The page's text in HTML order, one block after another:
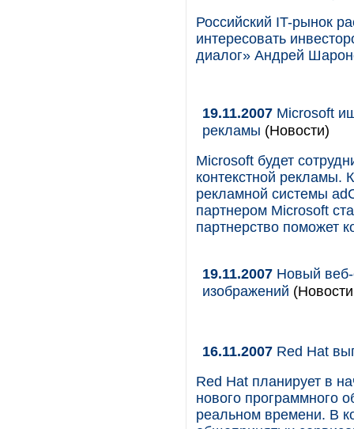
Российский IT-рынок
интересовать
диалог» Андрей
19.11.2007 Microsoft
рекламы (Новости)
Microsoft будет
контекстной рекламы.
рекламной системы
партнером Microsoft
партнерство поможет
19.11.2007 Новый
изображений
16.11.2007 Red Hat
Red Hat планирует в
нового программного
реальном времени. В